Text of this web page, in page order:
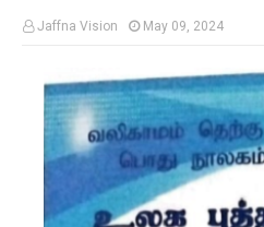
Jaffna Vision May 09, 2024